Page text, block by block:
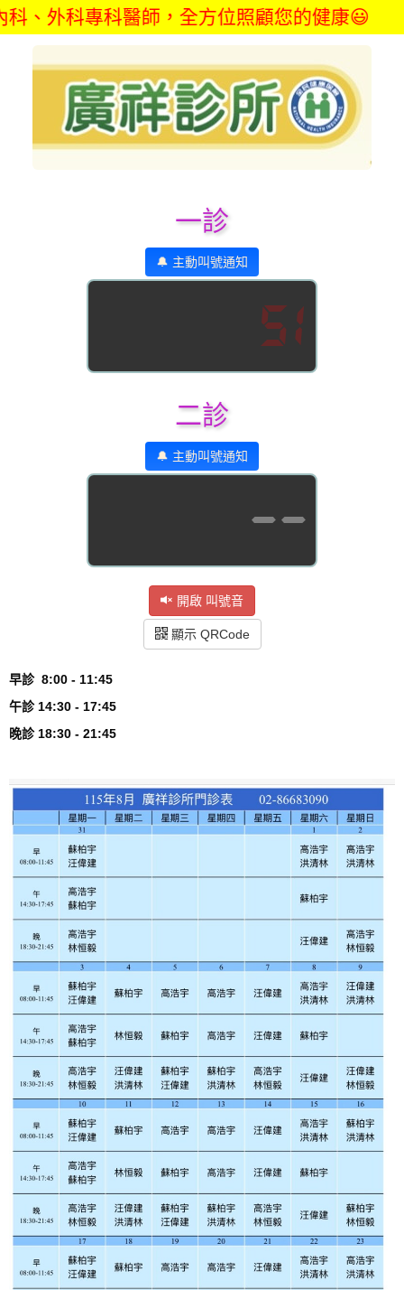
科專科醫師，全方位照顧您的健康😃
一診
🔔 主動叫號通知
51
二診
🔔 主動叫號通知
--
開啟 叫號音
顯示 QRCode
早診 8:00 - 11:45
午診 14:30 - 17:45
晚診 18:30 - 21:45